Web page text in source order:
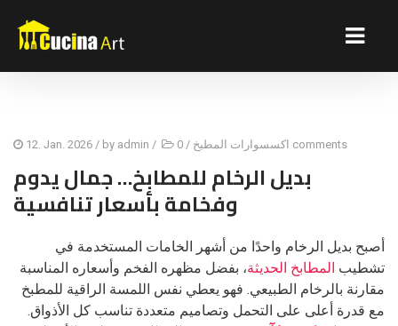
12. Jan. 2026 / by admin / اكسسوارات المطبخ / 0 comments
بديل الرخام للمطابخ… جمال يدوم
وفخامة بأسعار تنافسية
أصبح بديل الرخام واحدًا من أشهر الخامات المستخدمة في
تشطيب المطابخ الحديثة، بفضل مظهره الفخم وأسعاره المناسبة
مقارنة بالرخام الطبيعي. فهو يعطي نفس اللمسة الراقية للمطبخ
مع قدرة أعلى على التحمل وتصاميم متعددة تناسب كل الأذواق.